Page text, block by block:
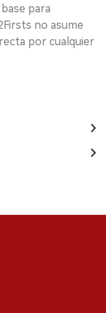
para
no asume
por cualquier